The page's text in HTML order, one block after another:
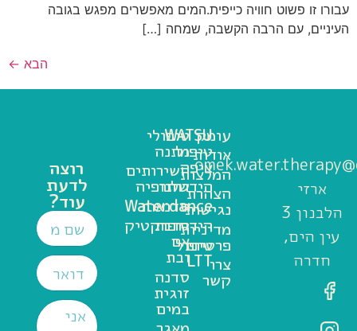
עבורו זו פשוט חוויה כייפית.המים מאפשרים מפגש בגובה
העיניים, עם הרבה הקשבה, שמחה […]
הבא ←
ארזי
הלבנון 3
עין הים,
חדרה
עומק
אודות
המלצות
הצהרת
נגישות
מדיניות
פרטיות
צרו
קשר
WATSU
טיפול
ציפה
הידרותרפיה
Waterdance
הידרופרקטיק
טיפול
LTT
טיפולי
מתנה
השירותים
שלנו
סדנאות
סדנת
אם
ובת
סדנה
זוגית
במים
רוצה
לדעת
עוד?